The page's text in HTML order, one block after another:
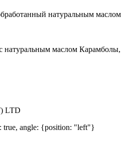
натуральным маслом
LTD
true, angle: {position: "left"}